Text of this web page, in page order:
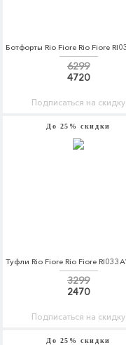
6299
4720
Подписаться на скидку
До 25% скидки
3299
2470
Подписаться на скидку
До 25% скидки